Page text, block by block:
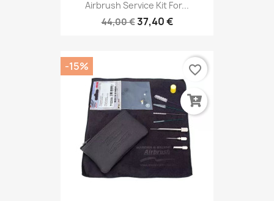
Airbrush Service Kit For...
44,00 €37,40 €
-15% favorite_border